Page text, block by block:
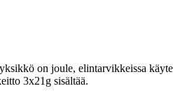
on joule, elintarvikkeissa
3x21g sisältää.